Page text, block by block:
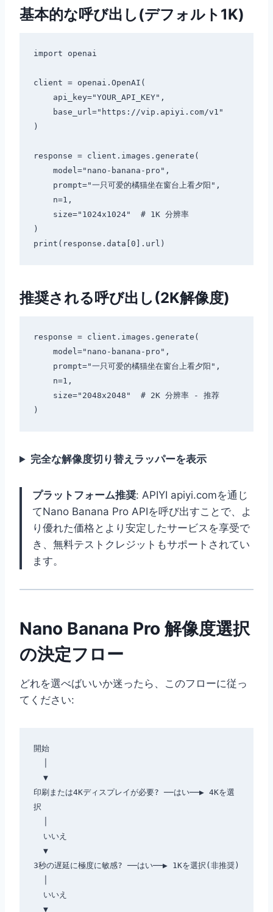
基本的な呼び出し(デフォルト1K)
import openai
client = openai.OpenAI(
)
response = client.images.generate(
)
推奨される呼び出し(2K解像度)
response = client.images.generate(
完全な解像度切り替えラッパーを表示
プラットフォーム推奨: APIYI apiyi.comを通じ
てNano Banana Pro APIを呼び出すことで、よ
り優れた価格とより安定したサービスを享受で
き、無料テストクレジットもサポートされてい
ます。
Nano Banana Pro 解像度選択
の決定フロー
どれを選べばいいか迷ったら、このフローに従っ
てください:
開始
印刷または4Kディスプレイが必要? ──はい──▶ 4Kを選
択
3秒の遅延に極度に敏感? ──はい──▶ 1Kを選択(非推奨)